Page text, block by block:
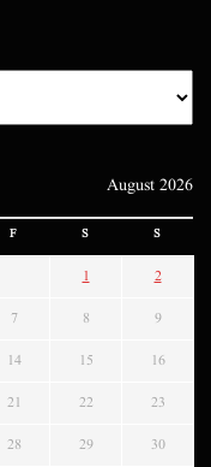
August 2026
F S S
1 2
7 8 9
14 15 16
21 22 23
28 29 30